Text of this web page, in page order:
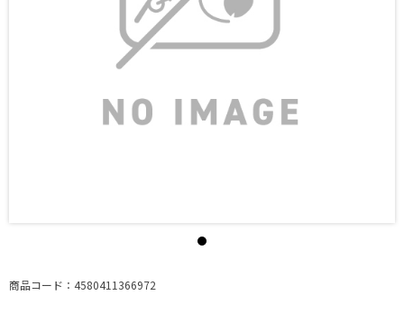
商品コード：4580411366972